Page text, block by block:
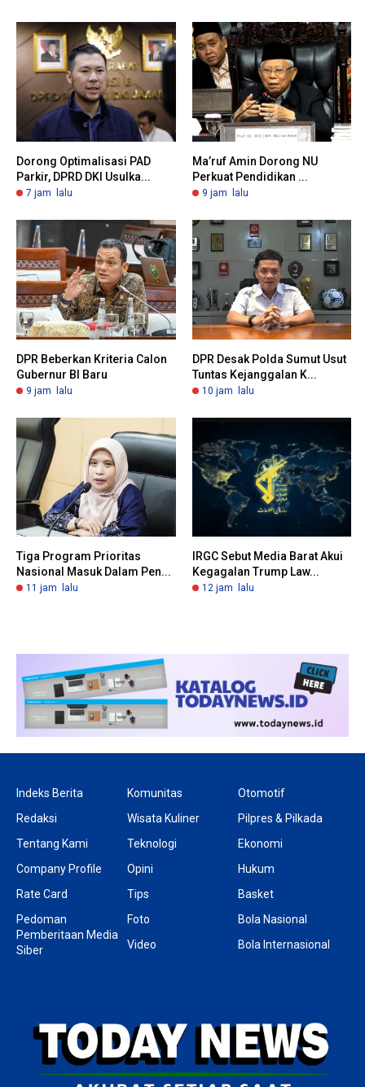
Dorong Optimalisasi PAD
Parkir, DPRD DKI Usulka...
7 jam lalu
Ma’ruf Amin Dorong NU
Perkuat Pendidikan ...
9 jam lalu
DPR Beberkan Kriteria Calon
Gubernur BI Baru
9 jam lalu
DPR Desak Polda Sumut Usut
Tuntas Kejanggalan K...
10 jam lalu
Tiga Program Prioritas
Nasional Masuk Dalam Pen...
11 jam lalu
IRGC Sebut Media Barat Akui
Kegagalan Trump Law...
12 jam lalu
Indeks Berita
Redaksi
Tentang Kami
Company Profile
Rate Card
Pedoman
Pemberitaan Media
Siber
Komunitas
Wisata Kuliner
Teknologi
Opini
Tips
Foto
Video
Otomotif
Pilpres & Pilkada
Ekonomi
Hukum
Basket
Bola Nasional
Bola Internasional